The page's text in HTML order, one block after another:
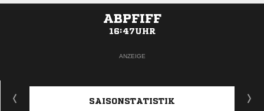
ABPFIFF
16:47UHR
ANZEIGE
SAISONSTATISTIK